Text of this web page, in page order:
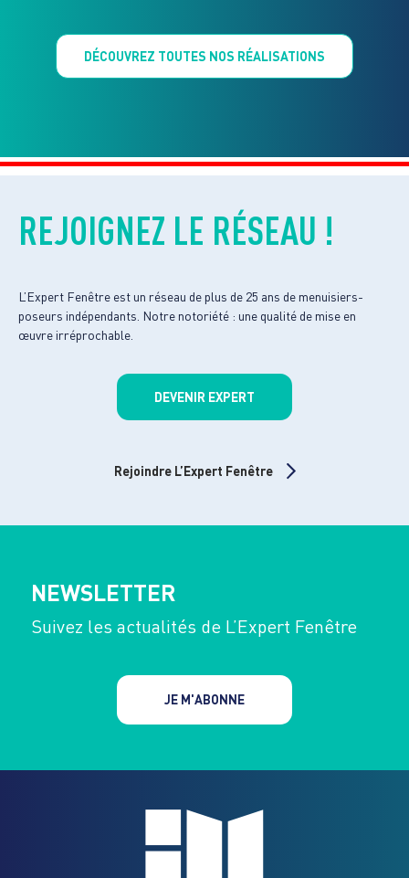
DÉCOUVREZ TOUTES NOS RÉALISATIONS
REJOIGNEZ LE RÉSEAU !
L’Expert Fenêtre est un réseau de plus de 25 ans de menuisiers-
poseurs indépendants. Notre notoriété : une qualité de mise en
œuvre irréprochable.
DEVENIR EXPERT
Rejoindre L’Expert Fenêtre
NEWSLETTER
Suivez les actualités de L’Expert Fenêtre
JE M'ABONNE